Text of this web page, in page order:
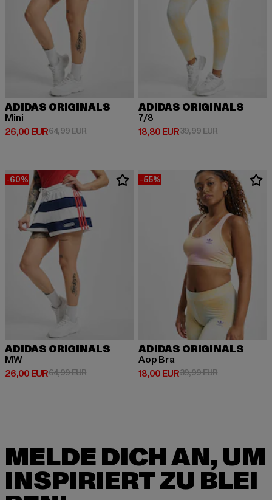
ADIDAS ORIGINALS
Mini
26,00 EUR
Derzeitiger Preis: 26,00 EUR
64,99 EURAktionspreis: 64,99 EUR
ADIDAS ORIGINALS
7/8
18,80 EUR
Derzeitiger Preis: 18,80 EUR
39,99 EURAktionspreis:
-60%
ADIDAS ORIGINALS
MW
26,00 EUR
Derzeitiger Preis: 26,00 EUR
64,99 EURAktionspreis: 64,99 EUR
-55%
ADIDAS ORIGINALS
Aop Bra
18,00 EUR
Derzeitiger Preis: 18,00 EUR
39,99 EURAktionspreis:
MELDE DICH AN, UM
INSPIRIERT ZU BLEI